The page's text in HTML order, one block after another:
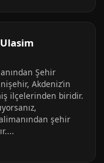
Şehir
Akdeniz’in
ilçelerinden biridir.
şehir